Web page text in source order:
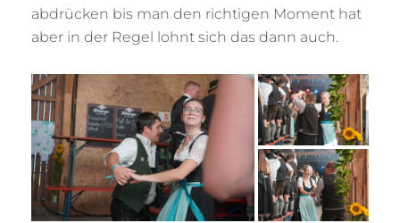
abdrücken bis man den richtigen Moment hat
aber in der Regel lohnt sich das dann auch.